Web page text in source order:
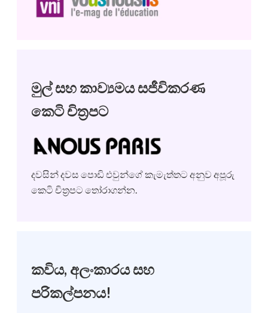
මුල් සහ කාව්‍යමය සජීවිකරණ
කෙටි චිත්‍රපට
දවසින් දවස පොඩි එවුන්ගේ කැමැත්තට අනුව අපූරු
කෙටි චිත්‍රපට තෝරාගන්න.
කවිය, අලංකාරය සහ
පරිකල්පනය!